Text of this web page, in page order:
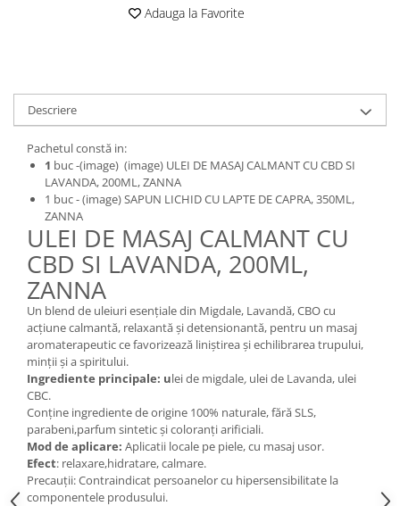
Produse sanatate sexuala
Produse pentru Ea
Potenta barbati
Produse pentru sportivi
Proteine
Suplimente fitness
Batoane proteice
Pentru antrenament
Mama si copilul
Produse pentru copii
Sarcina si alaptare
Paste
Snacksuri
Superalimente
Atelierul de cafea si ceaiuri
Cafea
Ceaiuri simple
Ceaiuri medicinale compuse
Ceaiuri Maté
Cafea verde
Ulei de Cocos
Ulei de cocos de uz alimentar
Ulei de cocos de uz cosmetic
Alte produse din Cocos
Adauga la Favorite
Descriere
Pachetul constă in:
1 buc -(image) (image) ULEI DE MASAJ CALMANT CU CBD SI
LAVANDA, 200ML, ZANNA
1 buc - (image) SAPUN LICHID CU LAPTE DE CAPRA, 350ML,
ZANNA
ULEI DE MASAJ CALMANT CU
CBD SI LAVANDA, 200ML,
ZANNA
Un blend de uleiuri esenţiale din Migdale, Lavandă, CBO cu
acțiune calmantă, relaxantă și detensionantă, pentru un masaj
aromaterapeutic ce favorizează liniștirea și echilibrarea trupului,
minții și a spiritului.
Ingrediente principale: ulei de migdale, ulei de Lavanda, ulei
CBC.
Conține ingrediente de origine 100% naturale, fără SLS,
parabeni,parfum sintetic și coloranți arificiali.
Mod de aplicare: Aplicatii locale pe piele, cu masaj usor.
Efect: relaxare,hidratare, calmare.
Precauții: Contraindicat persoanelor cu hipersensibilitate la
componentele produsului.